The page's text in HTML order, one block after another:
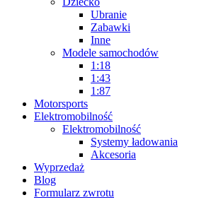
Ubranie
Zabawki
Inne
Modele samochodów
1:18
1:43
1:87
Motorsports
Elektromobilność
Elektromobilność
Systemy ładowania
Akcesoria
Wyprzedaż
Blog
Formularz zwrotu